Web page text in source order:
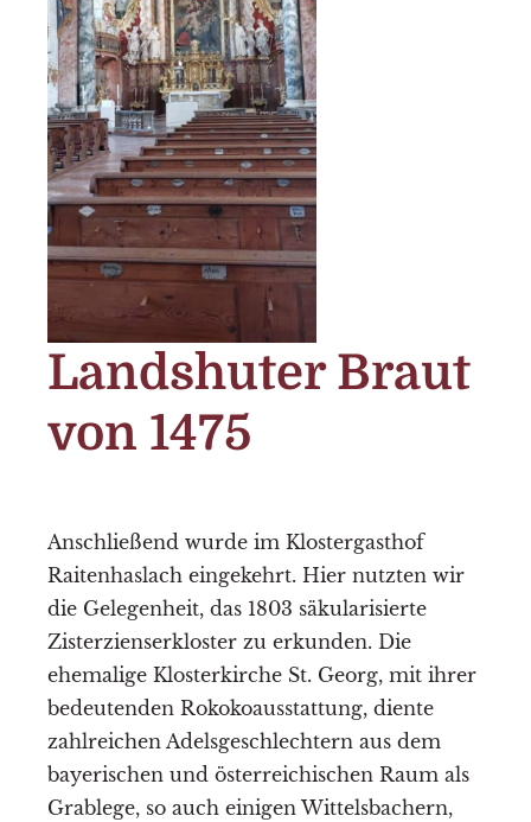
Landshuter Braut
von 1475
Anschließend wurde im Klostergasthof
Raitenhaslach eingekehrt. Hier nutzten wir
die Gelegenheit, das 1803 säkularisierte
Zisterzienserkloster zu erkunden. Die
ehemalige Klosterkirche St. Georg, mit ihrer
bedeutenden Rokokoausstattung, diente
zahlreichen Adelsgeschlechtern aus dem
bayerischen und österreichischen Raum als
Grablege, so auch einigen Wittelsbachern,